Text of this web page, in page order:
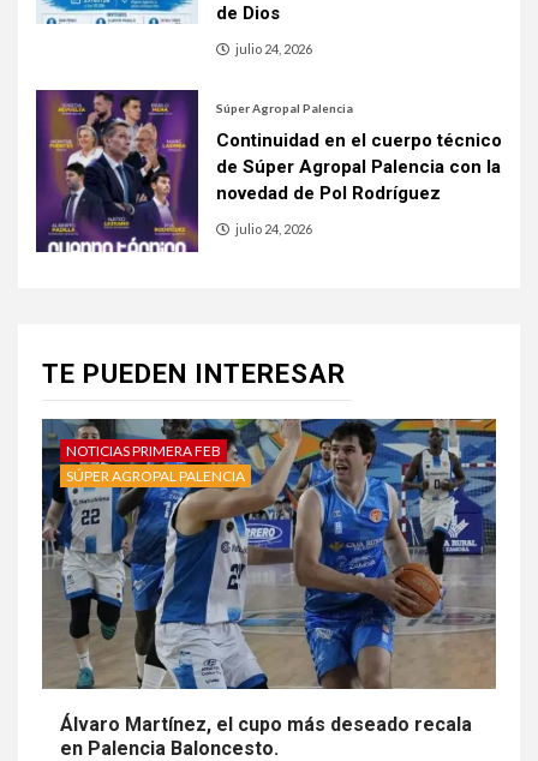
de Dios
julio 24, 2026
Súper Agropal Palencia
Continuidad en el cuerpo técnico
de Súper Agropal Palencia con la
novedad de Pol Rodríguez
julio 24, 2026
TE PUEDEN INTERESAR
NOTICIAS PRIMERA FEB
SÚPER AGROPAL PALENCIA
Álvaro Martínez, el cupo más deseado recala
en Palencia Baloncesto.